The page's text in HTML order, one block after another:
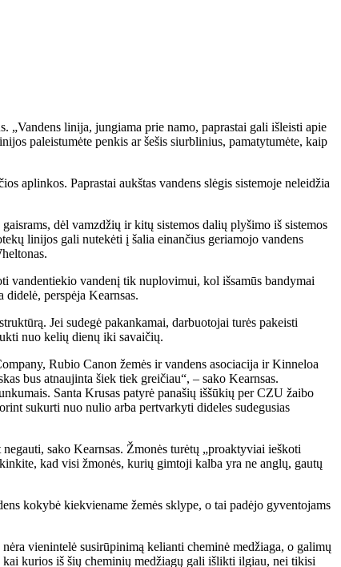
„Vandens linija, jungiama prie namo, paprastai gali išleisti apie
paleistumėte penkis ar šešis siurblinius, pamatytumėte, kaip
aplinkos. Paprastai aukštas vandens slėgis sistemoje neleidžia
dėl vamzdžių ir kitų sistemos dalių plyšimo iš sistemos
linijos gali nutekėti į šalia einančius geriamojo vandens
vandentiekio vandenį tik nuplovimui, kol išsamūs bandymai
perspėja Kearnsas.
Jei sudegė pakankamai, darbuotojai turės pakeisti
nuo kelių dienų iki savaičių.
Rubio Canon žemės ir vandens asociacija ir Kinneloa
bus atnaujinta šiek tiek greičiau“, – sako Kearnsas.
Santa Krusas patyrė panašių iššūkių per CZU žaibo
sukurti nuo nulio arba pertvarkyti dideles sudegusias
sako Kearnsas. Žmonės turėtų „proaktyviai ieškoti
kad visi žmonės, kurių gimtoji kalba yra ne anglų, gautų
kokybė kiekviename žemės sklype, o tai padėjo gyventojams
vienintelė susirūpinimą kelianti cheminė medžiaga, o galimų
kurios iš šių cheminių medžiagų gali išlikti ilgiau, nei tikisi